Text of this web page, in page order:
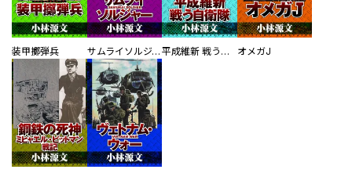
装甲擲弾兵 サムライソルジャー SAMURAI SOLDIER 平成維新 戦う自衛隊 オメガJ